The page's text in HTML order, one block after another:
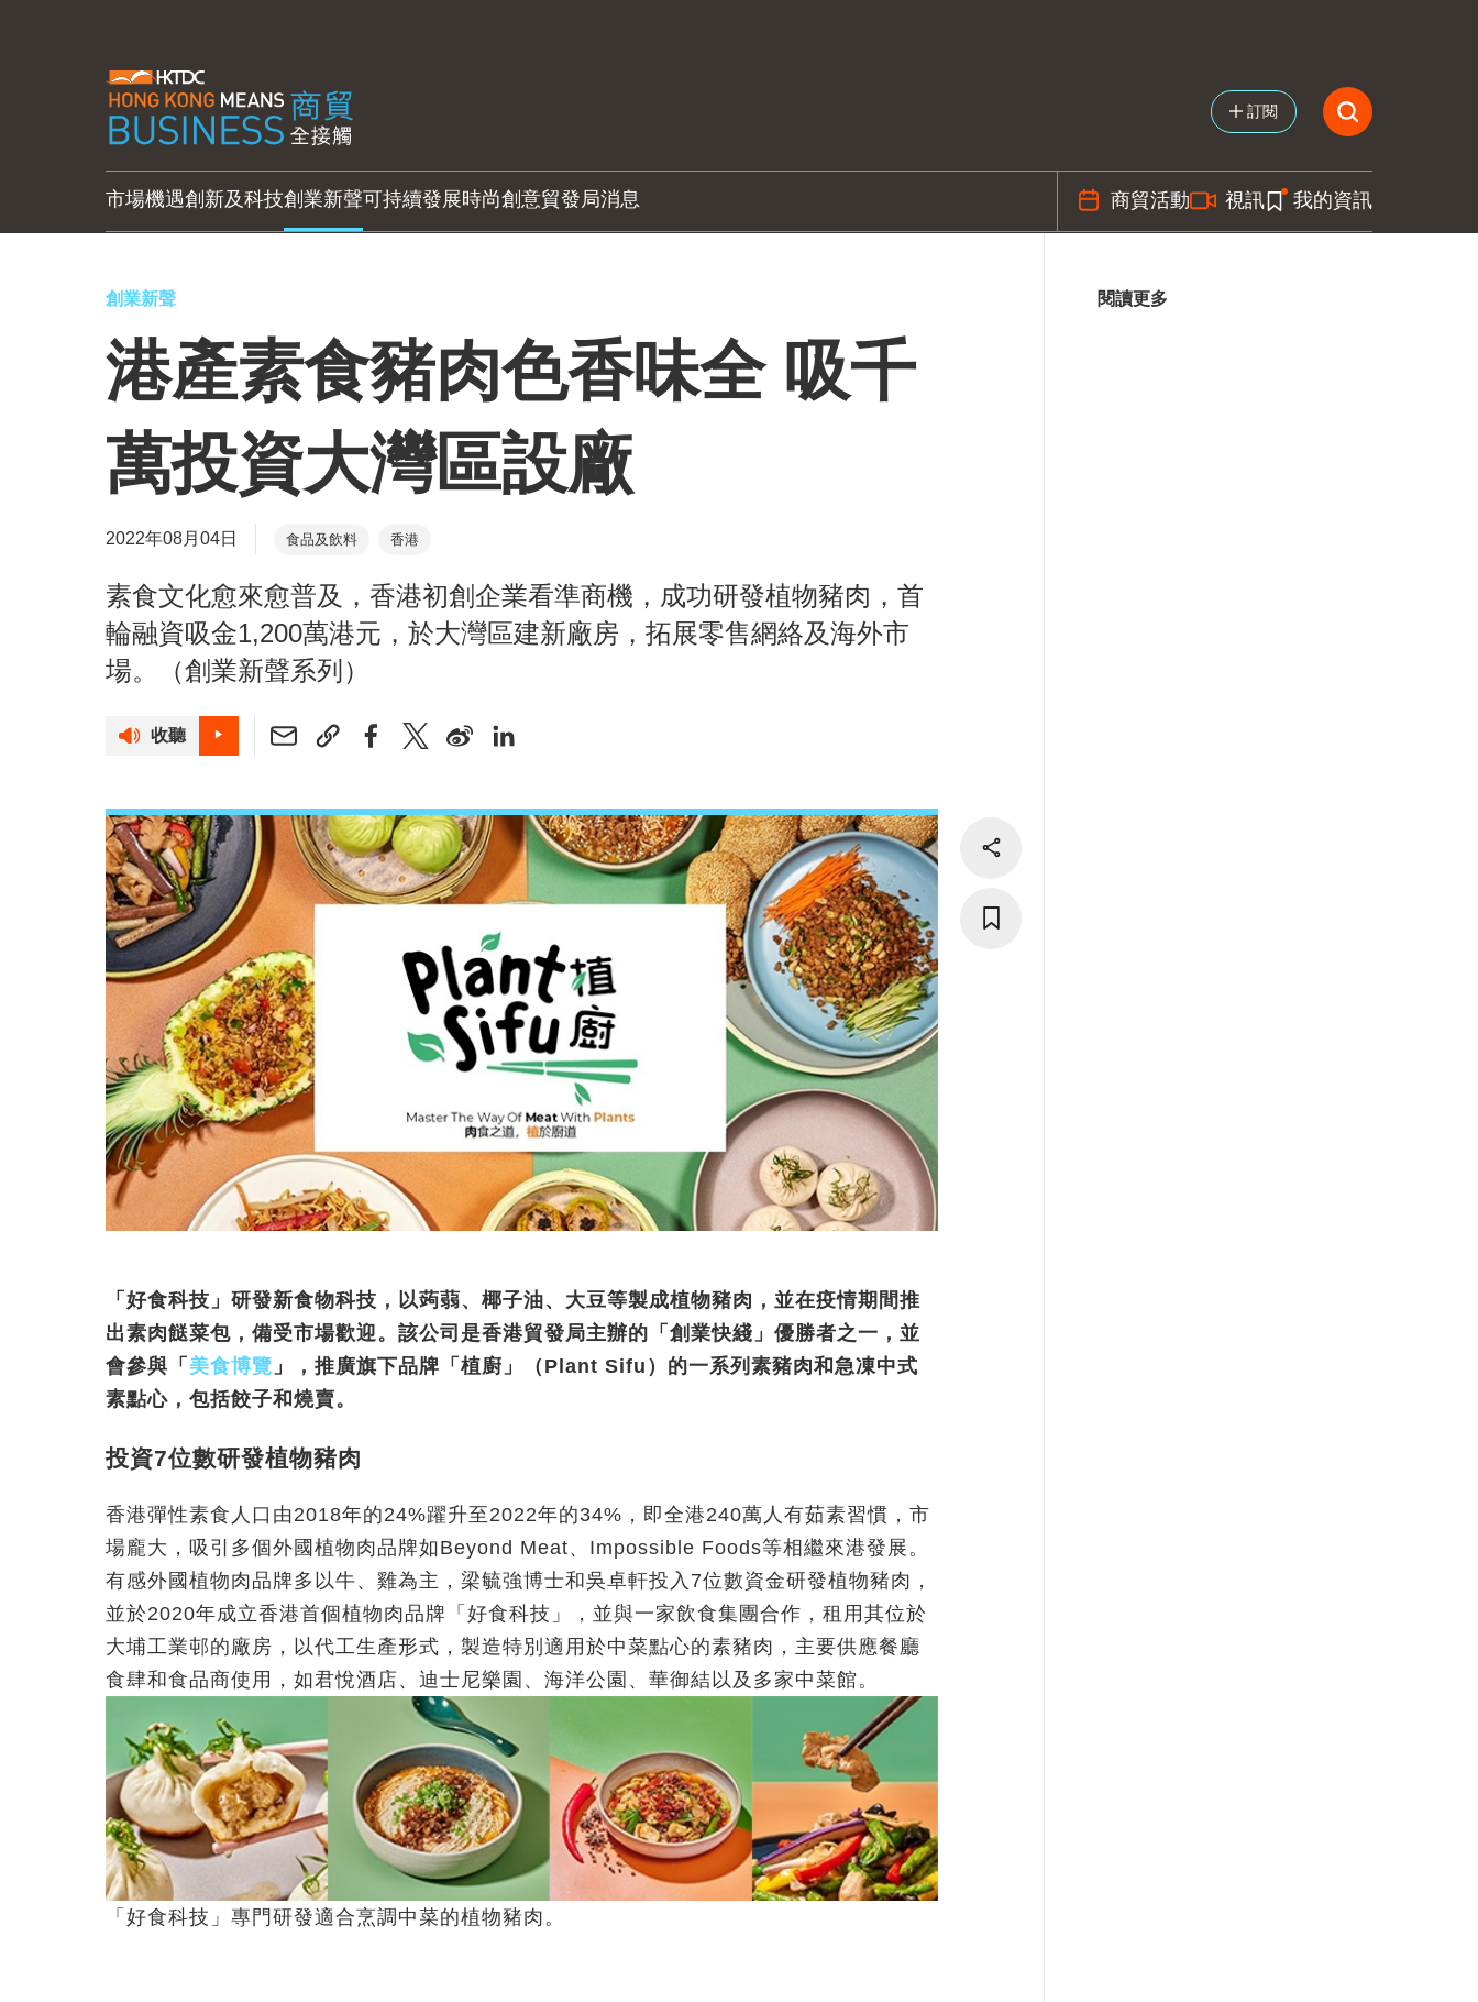
訂閱
市場機遇創新及科技創業新聲可持續發展時尚創意貿發局消息 商貿活動 視訊 我的資訊
創業新聲
港產素食豬肉色香味全 吸千
萬投資大灣區設廠
2022年08月04日 食品及飲料 香港
素食文化愈來愈普及，香港初創企業看準商機，成功研發植物豬肉，首
輪融資吸金1,200萬港元，於大灣區建新廠房，拓展零售網絡及海外市
場。（創業新聲系列）
收聽
「好食科技」研發新食物科技，以蒟蒻、椰子油、大豆等製成植物豬肉，並在疫情期間推
出素肉餸菜包，備受市場歡迎。該公司是香港貿發局主辦的「創業快綫」優勝者之一，並
會參與「 美食博覽 」，推廣旗下品牌「植廚」（Plant Sifu）的一系列素豬肉和急凍中式
素點心，包括餃子和燒賣。
投資7位數研發植物豬肉
香港彈性素食人口由2018年的24%躍升至2022年的34%，即全港240萬人有茹素習慣，市
場龐大，吸引多個外國植物肉品牌如Beyond Meat、Impossible Foods等相繼來港發展。
有感外國植物肉品牌多以牛、雞為主，梁毓強博士和吳卓軒投入7位數資金研發植物豬肉，
並於2020年成立香港首個植物肉品牌「好食科技」，並與一家飲食集團合作，租用其位於
大埔工業邨的廠房，以代工生產形式，製造特別適用於中菜點心的素豬肉，主要供應餐廳
食肆和食品商使用，如君悅酒店、迪士尼樂園、海洋公園、華御結以及多家中菜館。
「好食科技」專門研發適合烹調中菜的植物豬肉。
閱讀更多